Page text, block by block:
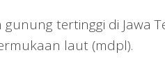
tertinggi di Jawa
laut (mdpl).